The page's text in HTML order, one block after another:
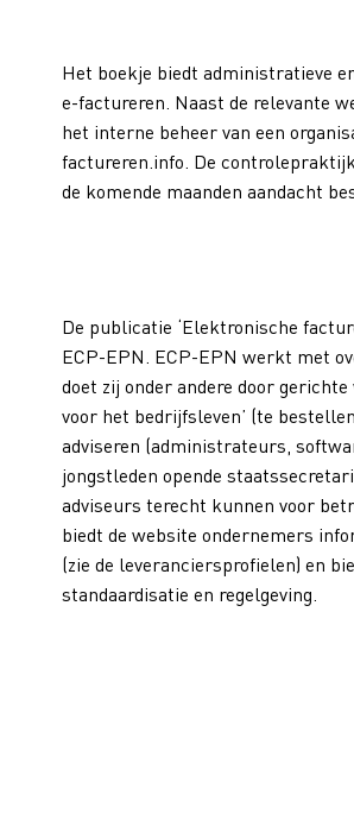
Het boekje biedt administratieve
e-factureren. Naast de relevante
het interne beheer van een
factureren.info. De
de komende maanden aandacht
De publicatie ‘Elektronische
ECP-EPN. ECP-EPN werkt met
doet zij onder andere door
voor het bedrijfsleven’ (te
adviseren (administrateurs,
jongstleden opende
adviseurs terecht kunnen voor
biedt de website ondernemers
(zie de leveranciersprofielen) en
standaardisatie en regelgeving.